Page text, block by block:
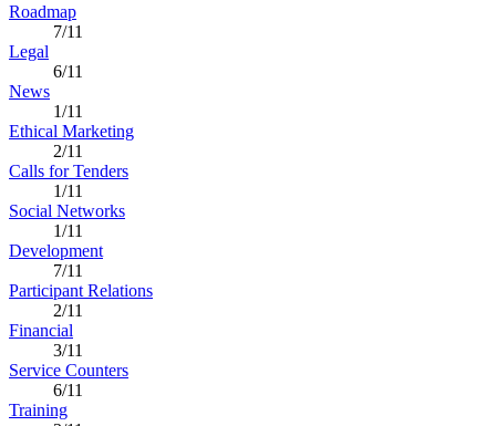
Roadmap
7/11
Legal
6/11
News
1/11
Ethical Marketing
2/11
Calls for Tenders
1/11
Social Networks
1/11
Development
7/11
Participant Relations
2/11
Financial
3/11
Service Counters
6/11
Training